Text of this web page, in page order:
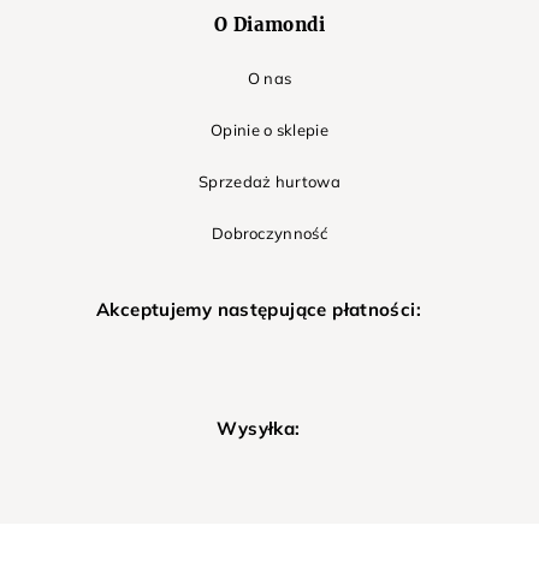
O Diamondi
O nas
Opinie o sklepie
Sprzedaż hurtowa
Dobroczynność
Akceptujemy następujące płatności:
Wysyłka: